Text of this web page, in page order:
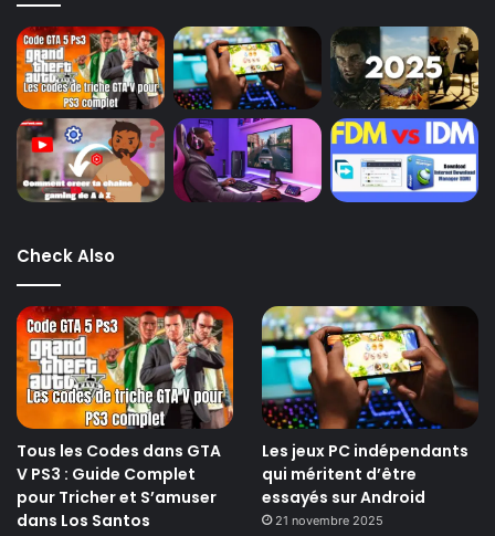
Check Also
Tous les Codes dans GTA
V PS3 : Guide Complet
pour Tricher et S’amuser
dans Los Santos
Les jeux PC indépendants
qui méritent d’être
essayés sur Android
21 novembre 2025